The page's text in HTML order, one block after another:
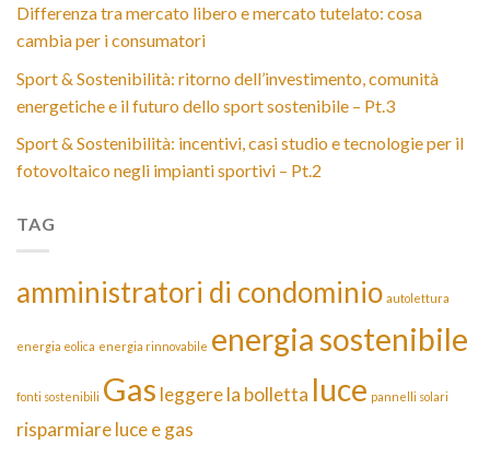
Differenza tra mercato libero e mercato tutelato: cosa
cambia per i consumatori
Sport & Sostenibilità: ritorno dell’investimento, comunità
energetiche e il futuro dello sport sostenibile – Pt.3
Sport & Sostenibilità: incentivi, casi studio e tecnologie per il
fotovoltaico negli impianti sportivi – Pt.2
TAG
amministratori di condominio autolettura
energia eolica energia rinnovabile energia sostenibile
fonti sostenibili Gas leggere la bolletta luce pannelli solari
risparmiare luce e gas